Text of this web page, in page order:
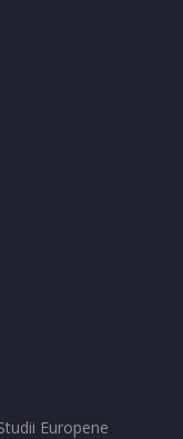
Europene